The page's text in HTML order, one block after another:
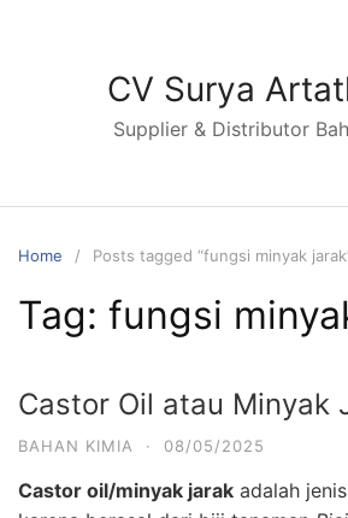
CV Surya
Supplier & Distributor
Home Posts tagged “fungsi minyak
Tag: fungsi
Castor Oil atau Minyak
BAHAN KIMIA · 08/05/2025
Castor oil/minyak jarak adalah